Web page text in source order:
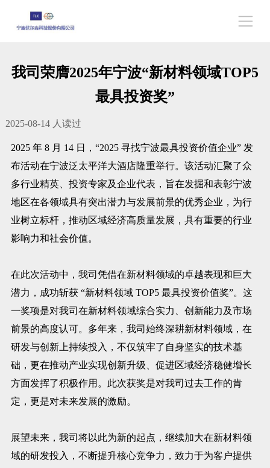
我司荣膺2025年宁波“新材料领域TOP5
最具投资奖”
2025-08-14 人读过
2025 年 8 月 14 日，“2025 寻找宁波最具投资价值企业” 发
布活动在宁波泛太平洋大酒店隆重举行。该活动汇聚了众
多行业精英、投资专家及企业代表，旨在发掘和表彰宁波
地区在各领域具有突出潜力与发展前景的优秀企业，为行
业树立标杆，推动区域经济高质量发展，具有重要的行业
影响力和社会价值。​
在此次活动中，我司凭借在新材料领域的卓越表现和巨大
潜力，成功斩获 “新材料领域 TOP5 最具投资价值奖”。这
一奖项是对我司在新材料领域综合实力、创新能力及市场
前景的高度认可。多年来，我司始终深耕新材料领域，在
研发与创新上持续投入，不仅筑牢了自身坚实的技术基
础，更在推动产业实现创新升级、促进区域经济稳健增长
方面发挥了积极作用。此次获奖是对我司过去工作的肯
定，更是对未来发展的激励。
展望未来，我司将以此为新的起点，继续加大在新材料领
域的研发投入，不断提升核心竞争力，致力于为客户提供